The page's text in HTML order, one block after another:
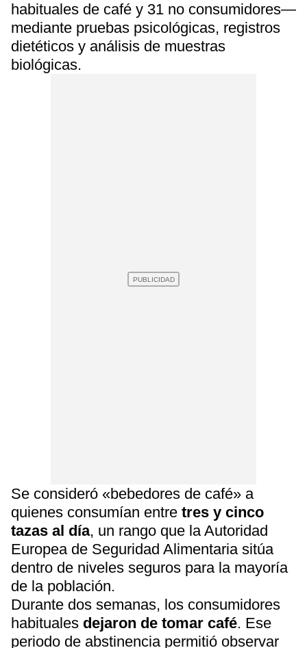
habituales de café y 31 no consumidores—
mediante pruebas psicológicas, registros
dietéticos y análisis de muestras
biológicas.
Se consideró «bebedores de café» a
quienes consumían entre tres y cinco
tazas al día, un rango que la Autoridad
Europea de Seguridad Alimentaria sitúa
dentro de niveles seguros para la mayoría
de la población.
Durante dos semanas, los consumidores
habituales dejaron de tomar café. Ese
periodo de abstinencia permitió observar